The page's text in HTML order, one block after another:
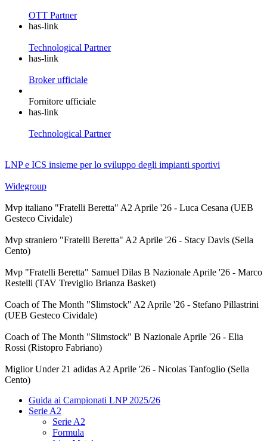
OTT Partner
has-link
Technological Partner
has-link
Broker ufficiale
Fornitore ufficiale
has-link
Technological Partner
LNP e ICS insieme per lo sviluppo degli impianti sportivi
Widegroup
Mvp italiano "Fratelli Beretta" A2 Aprile '26 - Luca Cesana (UEB
Gesteco Cividale)
Mvp straniero "Fratelli Beretta" A2 Aprile '26 - Stacy Davis (Sella
Cento)
Mvp "Fratelli Beretta" Samuel Dilas B Nazionale Aprile '26 - Marco
Restelli (TAV Treviglio Brianza Basket)
Coach of The Month "Slimstock" A2 Aprile '26 - Stefano Pillastrini
(UEB Gesteco Cividale)
Coach of The Month "Slimstock" B Nazionale Aprile '26 - Elia
Rossi (Ristopro Fabriano)
Miglior Under 21 adidas A2 Aprile '26 - Nicolas Tanfoglio (Sella
Cento)
Guida ai Campionati LNP 2025/26
Serie A2
Serie A2
Formula